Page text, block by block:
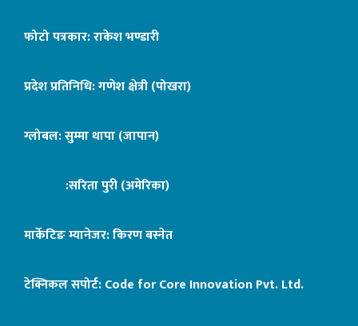
फोटो पत्रकार: राकेश भण्डारी
प्रदेश प्रतिनिधि: गणेश क्षेत्री (पोखरा)
ग्लोबल: सुम्मा थापा (जापान)
:सरिता पुरी (अमेरिका)
मार्केटिङ म्यानेजर: किरण बस्नेत
टेक्निकल सपोर्ट:Code for Core Innovation Pvt. Ltd.